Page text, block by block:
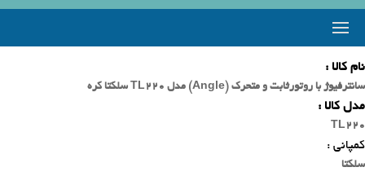
نام کالا :
سانترفیوژ با روتورثابت و متحرک (Angle) مدل TL220 سلکتا کره
مدل کالا :
TL220
کمپانی :
سلکتا